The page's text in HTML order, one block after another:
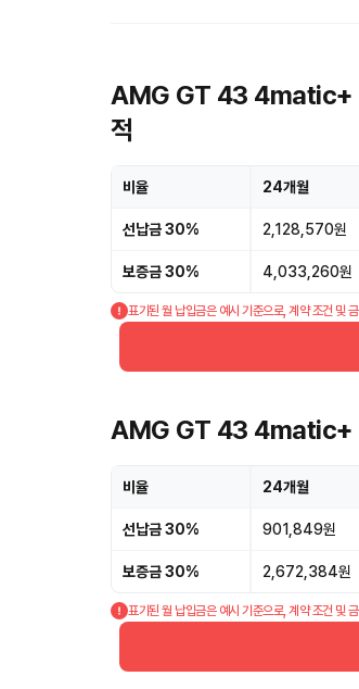
AMG GT 43 4matic+ 4
적
비율 24개월
선납금 30% 2,128,570원
보증금 30% 4,033,260원
표기된 월 납입금은 예시 기준으로, 계약 조건 및
AMG GT 43 4matic+ 4
비율 24개월
선납금 30% 901,849원
보증금 30% 2,672,384원
표기된 월 납입금은 예시 기준으로, 계약 조건 및